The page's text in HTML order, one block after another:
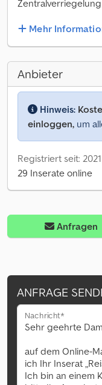
Zentralverriegelung
Mehr
Anbieter
Hinweis:
einloggen, um
Registriert seit: 2021
29 Inserate online
Anfragen
ANFRAGE
Nachricht*